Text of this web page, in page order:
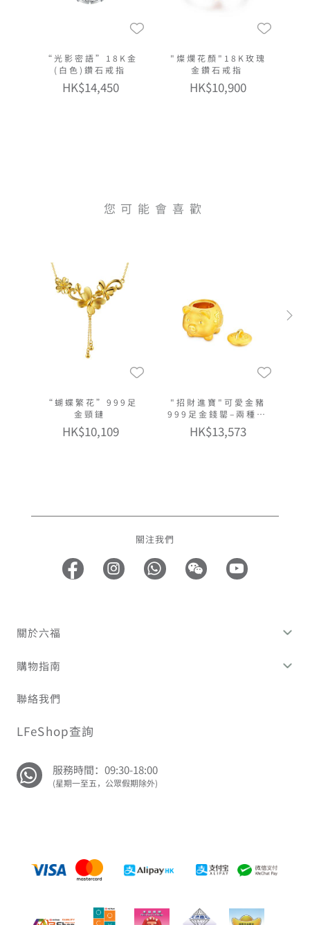
“光影密語”18K金
(白色)鑽石戒指
HK$14,450
"燦爛花顏"18K玫瑰
金鑽石戒指
HK$10,900
您可能會喜歡
“蝴蝶繁花”999足
金頸鏈
HK$10,109
"招財進寶"可愛金豬
999足金錢罌–兩種大
小選擇
HK$13,573
關注我們
關於六福
購物指南
聯絡我們
LFeShop查詢
服務時間：09:30-18:00
(星期一至五，公眾假期除外)